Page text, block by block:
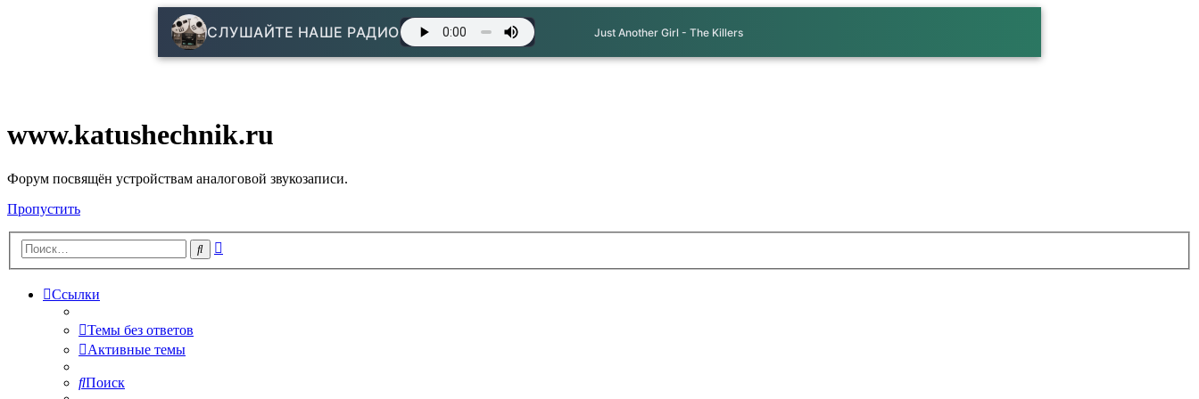
СЛУШАЙТЕ НАШЕ РАДИО Just Another Girl - The Killers
www.katushechnik.ru
Форум посвящён устройствам аналоговой звукозаписи.
Пропустить
Поиск
Ссылки
Темы без ответов
Активные темы
Поиск